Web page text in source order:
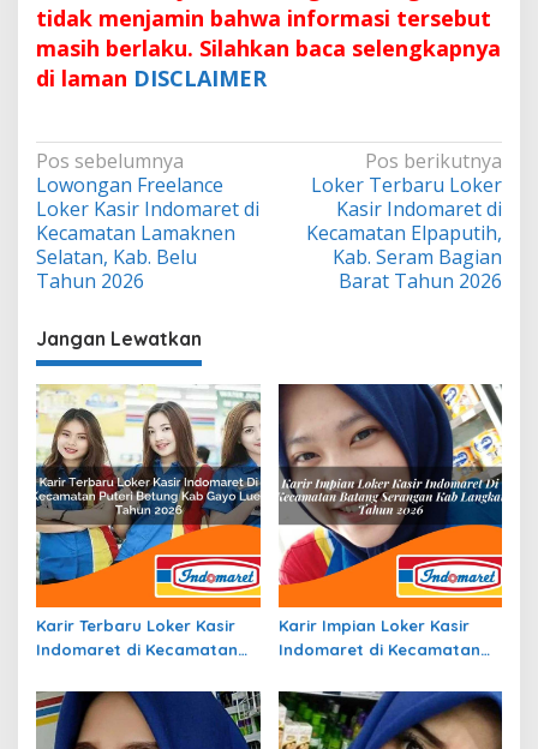
tidak menjamin bahwa informasi tersebut
masih berlaku. Silahkan baca selengkapnya
di laman DISCLAIMER
Navigasi
pos
Pos sebelumnya
Lowongan Freelance
Loker Kasir Indomaret di
Kecamatan Lamaknen
Selatan, Kab. Belu
Tahun 2026
Pos berikutnya
Loker Terbaru Loker
Kasir Indomaret di
Kecamatan Elpaputih,
Kab. Seram Bagian
Barat Tahun 2026
Jangan Lewatkan
Karir Terbaru Loker Kasir
Indomaret di Kecamatan
Lues Tahun 2026
Karir Impian Loker Kasir
Indomaret di Kecamatan
Langkat Tahun 2026